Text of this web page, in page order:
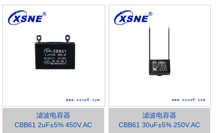
滤波电容器
CBB61 2uF±5% 450V.AC
滤波电容器
CBB61 30uF±5% 250V.AC